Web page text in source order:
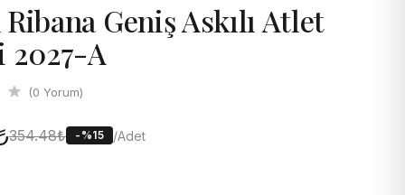
Ribana Geniş Askılı Atlet
2027-A
(0 Yorum)
354.48₺ -%15 /Adet